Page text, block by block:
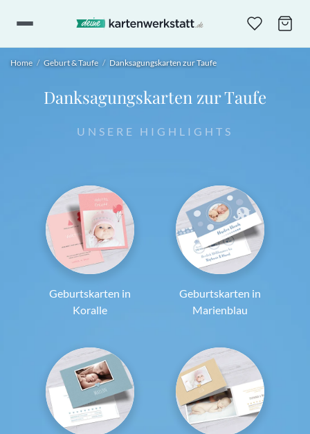
Home / Geburt & Taufe / Danksagungskarten zur Taufe
Danksagungskarten zur Taufe
UNSERE HIGHLIGHTS
Geburtskarten in
Koralle
Geburtskarten in
Marienblau